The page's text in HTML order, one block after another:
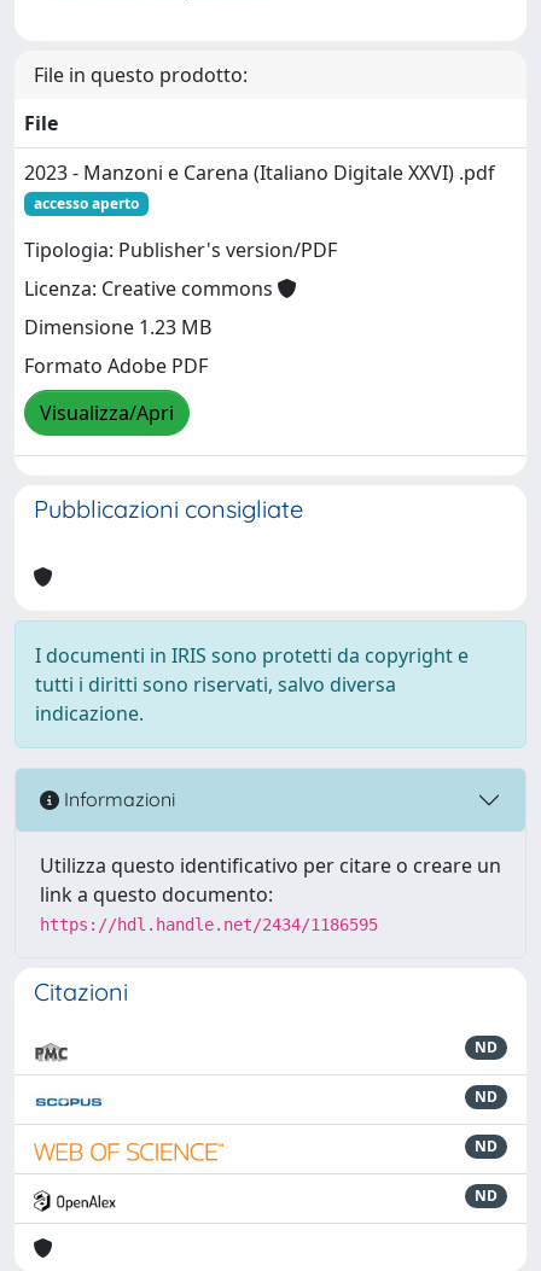
File in questo prodotto:
File
2023 - Manzoni e Carena (Italiano Digitale XXVI) .pdf
accesso aperto
Tipologia: Publisher's version/PDF
Licenza: Creative commons
Dimensione 1.23 MB
Formato Adobe PDF
Visualizza/Apri
Pubblicazioni consigliate
I documenti in IRIS sono protetti da copyright e
tutti i diritti sono riservati, salvo diversa
indicazione.
Informazioni
Utilizza questo identificativo per citare o creare un
link a questo documento:
https://hdl.handle.net/2434/1186595
Citazioni
ND
ND
ND
ND